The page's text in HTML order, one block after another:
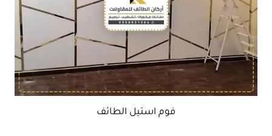
فوم استيل الطائف